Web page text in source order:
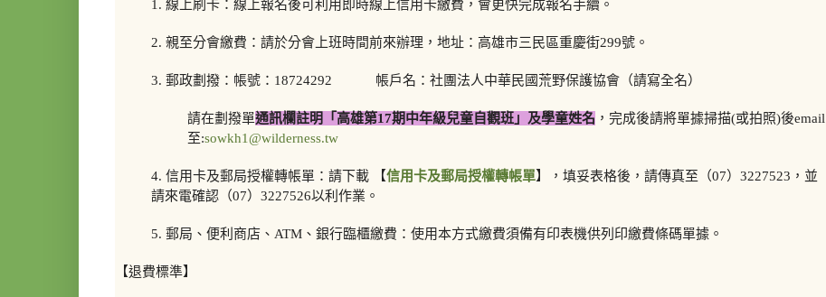
1. 線上刷卡：線上報名後可利用即時線上信用卡繳費，會更快完成報名手續。
2. 親至分會繳費：請於分會上班時間前來辦理，地址：高雄市三民區重慶街299號。
3. 郵政劃撥：帳號：18724292 帳戶名：社團法人中華民國荒野保護協會（請寫全名）
請在劃撥單通訊欄註明「高雄第17期中年級兒童自觀班」及學童姓名 ，完成後請將單據掃描(或拍照)後email
至:sowkh1@wilderness.tw
4. 信用卡及郵局授權轉帳單：請下載 【信用卡及郵局授權轉帳單】，填妥表格後，請傳真至（07）3227523，並
請來電確認（07）3227526以利作業。
5. 郵局、便利商店、ATM、銀行臨櫃繳費：使用本方式繳費須備有印表機供列印繳費條碼單據。
【退費標準】